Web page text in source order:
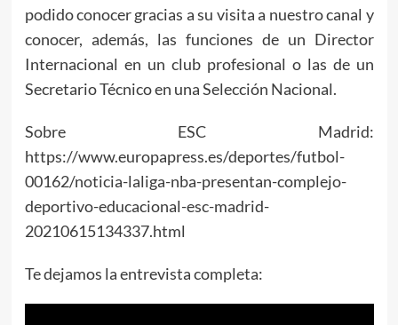
podido conocer gracias a su visita a nuestro canal y
conocer, además, las funciones de un Director
Internacional en un club profesional o las de un
Secretario Técnico en una Selección Nacional.
Sobre ESC Madrid:
https://www.europapress.es/deportes/futbol-
00162/noticia-laliga-nba-presentan-complejo-
deportivo-educacional-esc-madrid-
20210615134337.html
Te dejamos la entrevista completa: